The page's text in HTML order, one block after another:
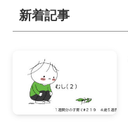
イ
ブ
新着記事